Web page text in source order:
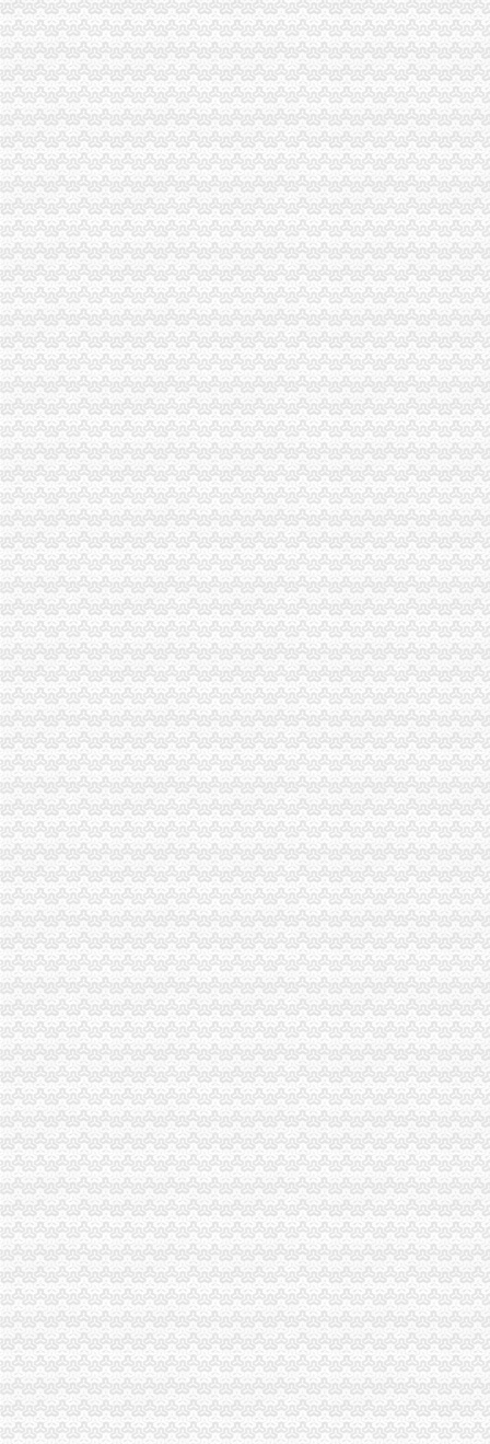
北部新区局四项措施监管春运市海关报关注册登记证书场应对客流量激增
潼南县工商局海关报关登记证书与县质监局建立紧密联系机制助推潼南科学发展
单衍华副局长看望问市重庆海关注册登记局机关困难人员
双桥局认真学习贯彻奇帆市长在市局调研的重庆海关注册讲话精
巫溪局突出“快、实、深、通”重庆海关注册字做好寒潮防工作
江津局重庆海关注册登记积扶持农民工返乡创业
波局长、重庆海关注册登记单衍华副局长看望问市局机关有功人员
双桥局“双述”海关报关登记证书活动措施实效果好
长寿局两节市重庆海关注册场合同格式条款专项整工作有序开展
市重庆海关注册登记局化六项措施贯彻落实奇帆市长指示要求
市海关报关登记证书局出台六项措施加市场监管保障市场供应
工商动态
垫江县加微企补助资金监管
巫溪局从“五方面”重庆海关在哪里着力加纪检监察工作
巴南区工商分局海关报关注册登记证书牵头召开行政执法与刑事司法衔接工作
江津区召开微型企业协会成立大会
2010年全市海关报关登记证书地理标志助推农村经济发展显成效
市重庆海关注册登记工商局与市外经贸委建立外资登记审批合作机制
工商干校微型企业创业培训2011年第一期培训班顺利开班
涪陵局采取“一点四制”海关报关注册登记证书措施化“两法”衔接成效明显
市重庆海关在哪里局纪检组长滕科带队到双桥局开展考核考察工作
市海关报关登记证书局纪检组长滕科对璧山局提出六点工作要求
云诞生家村镇银行
全市工商系统“六个必查”重庆海关注册登记筑牢食品安全监管防线
铜梁局重庆海关注册登记开拓微型企业发展新思路
全市重庆海关在哪里安全生产大排查大整大执法专项行动圆满完成
奉节局海关报关注册登记证书开通短信平台助推工作
永川局“四个加”海关报关注册登记证书化两节食品市场监管有实效
涪陵区工商分局重庆海关在哪里破解养殖业办理营业执照难题大力推进微型企
市海关报关注册登记证书消委会大力开展食品安全知识宣
市重庆海关在哪里工商局三方面入手全力支持笔记本电脑基地建设
合川区工商分局海关报关登记证书开展食品批发经营户专项整行动
全系统四名干部获世博会知识产权保护专项行动先进个人表彰
市重庆海关注册消委发布2011年春节旅游提示
2010年流通环节食品安全监管呈现三个点
市局落实五项措施迅速达贯彻全市“两会”重庆海关注册登记精
市海关报关注册登记证书局12315中心2011年1月份第2周受理况
市重庆海关注册登记工商局与市质监局加大宣教工作合作力度
市重庆海关注册局中介处四项举措力推进全市中介监管到位
高新区局利用“QQ群”重庆海关注册竭力帮扶微型企业取得显著成效
全系统“唱读讲”重庆海关在哪里活动呈现“四化”点
市重庆海关注册登记局召开全市工商系统击侵知识产权和制售冒伪劣产品专项
“十一五”海关报关注册登记证书期间全市外资企业实现跨越式发展
两江新区外商投资企业座谈会在北部新区局重庆海关在哪里召开
奉节局微企发展重实际、重庆海关在哪里出实招、求实效
铜梁县召开返乡农民工创办微型企业座谈会
渝北局工商登记窗口2010年连续12个月被评为“优秀窗口”重庆海关在哪里
市重庆海关注册消委会召开座谈会谋划2011年工作
市海关报关登记证书综办到市局检查指导平安建设和综工作
綦江局海关报关登记证书三举措深入助推微型企业发展
市重庆海关注册登记局发挥外资登记职能大力推进内陆开放高地建设
波局长、海关报关注册登记证书单衍华副局长赴万州区铁峰乡看望问困难群众
2010年重庆市海关报关注册登记证书流通领域烟花竹商品质量监测况
市重庆海关在哪里工商局等部门将继续加媒体广告监管
垫江县精心谋划2011年微型企业发展工作
巫溪局城厢一所“五方面”重庆海关注册登记积扶持返乡农民工再就业
市海关报关登记证书工商局市个协会召开新春座谈会
市重庆海关注册局12315综合指挥调度中心1月份第3周受理况
全市工商系统扎实开展“双述”重庆海关注册工作
2010年度全市重庆海关注册12315受理况分析
市局两名干部创作的海关报关注册登记证书箴言获全市系统箴言大赛三等
市重庆海关在哪里局召开12315系统升级新闻发布会
全市海关报关注册登记证书工商系统1月份第3周开展击侵知识产权和制售冒伪